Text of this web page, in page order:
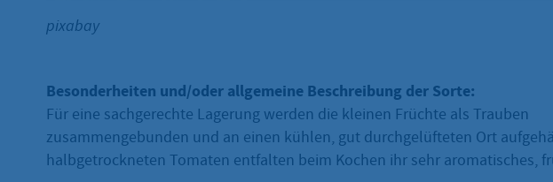
pixabay
Besonderheiten und/oder allgemeine Beschreibung der Sorte:
Für eine sachgerechte Lagerung werden die kleinen Früchte als Trauben
zusammengebunden und an einen kühlen, gut durchgelüfteten Ort
halbgetrockneten Tomaten entfalten beim Kochen ihr sehr aromatisches,